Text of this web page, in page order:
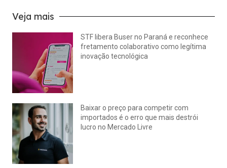
Veja mais
STF libera Buser no Paraná e reconhece
fretamento colaborativo como legítima
inovação tecnológica
Baixar o preço para competir com
importados é o erro que mais destrói
lucro no Mercado Livre